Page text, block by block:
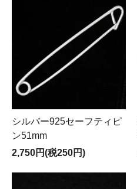
シルバー925セーフティピ
ン51mm
2,750円(税250円)